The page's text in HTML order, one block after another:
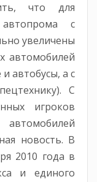
что для
автопрома с
увеличены
автомобилей
автобусы, а с
С
игроков
автомобилей
новость. В
2010 года в
и единого